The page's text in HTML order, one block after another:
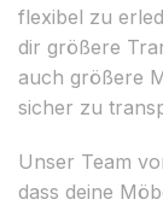
flexibel zu
dir größere
auch größere
sicher zu
Unser Team
dass deine